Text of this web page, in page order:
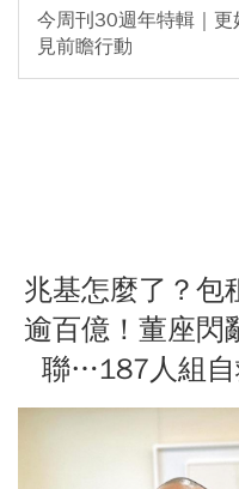
今周刊30週年特輯｜
見前瞻行動
兆基怎麼了？包
逾百億！董座閃
聯…187人組自